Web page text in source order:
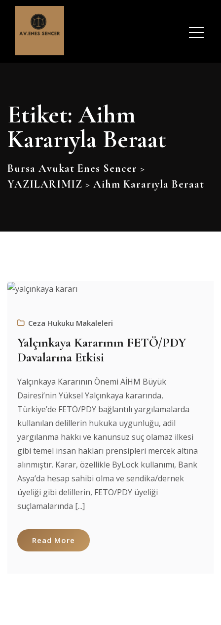
Etiket:Aihm
Kararıyla Beraat
Bursa Avukat Enes Sencer >
YAZILARIMIZ > Aihm Kararıyla Beraat
Ceza Hukuku Makaleleri
Yalçınkaya Kararının FETÖ/PDY
Davalarına Etkisi
Yalçınkaya Kararının Önemi AİHM Büyük
Dairesi’nin Yüksel Yalçınkaya kararında,
Türkiye’de FETÖ/PDY bağlantılı yargılamalarda
kullanılan delillerin hukuka uygunluğu, adil
yargılanma hakkı ve kanunsuz suç olamaz ilkesi
gibi temel insan hakları prensipleri mercek altına
alınmıştır. Karar, özellikle ByLock kullanımı, Bank
Asya’da hesap sahibi olma ve sendika/dernek
üyeliği gibi delillerin, FETÖ/PDY üyeliği
suçlamalarında [...]
Read More